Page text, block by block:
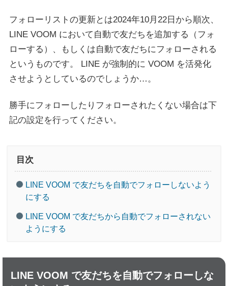
フォローリストの更新とは2024年10月22日から順次、
LINE VOOM において自動で友だちを追加する（フォ
ローする）、もしくは自動で友だちにフォローされる
というものです。 LINE が強制的に VOOM を活発化
させようとしているのでしょうか…。
勝手にフォローしたりフォローされたくない場合は下
記の設定を行ってください。
目次
LINE VOOM で友だちを自動でフォローしないよう
にする
LINE VOOM で友だちから自動でフォローされない
ようにする
LINE VOOM で友だちを自動でフォローしな